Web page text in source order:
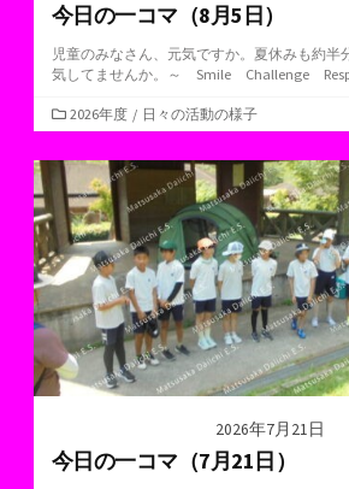
今日の一コマ（8月5日）
児童のみなさん、元気ですか。夏休みも約半
気してませんか。～ Smile Challenge
カ
テ
ゴ
リ
ー
2026年度 / 日々の活動の様子
2026年7月21日
今日の一コマ（7月21日）